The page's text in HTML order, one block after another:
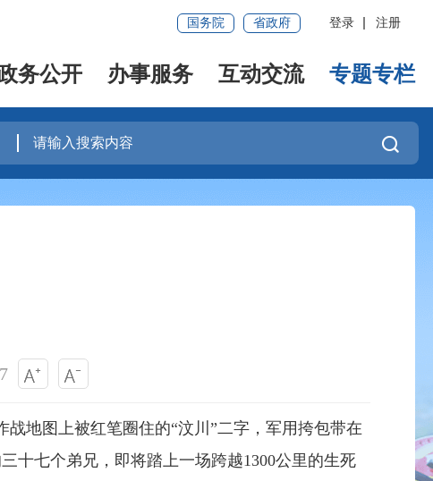
国务院 省政府 登录 注册
务公开 办事服务 互动交流 专题专栏
地图上被红笔圈住的“汶川”二字，军用挎包带在
七个弟兄，即将踏上一场跨越1300公里的生死